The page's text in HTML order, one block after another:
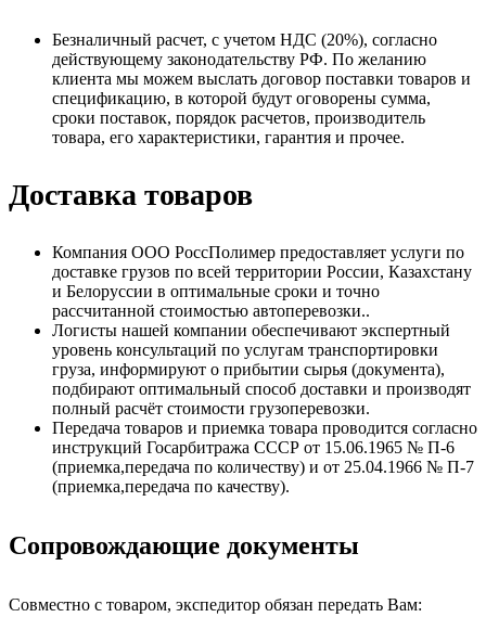
Безналичный расчет, с учетом НДС (20%), согласно
действующему законодательству РФ. По желанию
клиента мы можем выслать договор поставки товаров и
спецификацию, в которой будут оговорены сумма,
сроки поставок, порядок расчетов, производитель
товара, его характеристики, гарантия и прочее.
Доставка товаров
Компания ООО РоссПолимер предоставляет услуги по
доставке грузов по всей территории России, Казахстану
и Белоруссии в оптимальные сроки и точно
рассчитанной стоимостью автоперевозки..
Логисты нашей компании обеспечивают экспертный
уровень консультаций по услугам транспортировки
груза, информируют о прибытии сырья (документа),
подбирают оптимальный способ доставки и производят
полный расчёт стоимости грузоперевозки.
Передача товаров и приемка товара проводится согласно
инструкций Госарбитража СССР от 15.06.1965 № П-6
(приемка,передача по количеству) и от 25.04.1966 № П-7
(приемка,передача по качеству).
Сопровождающие документы
Совместно с товаром, экспедитор обязан передать Вам: